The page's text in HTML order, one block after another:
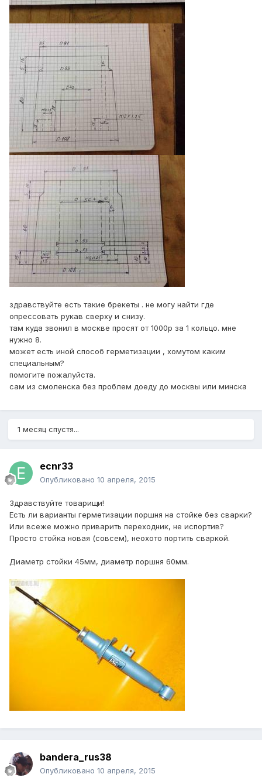
здравствуйте есть такие брекеты . не могу найти где
опрессовать рукав сверху и снизу.
там куда звонил в москве просят от 1000р за 1 кольцо. мне
нужно 8.
может есть иной способ герметизации , хомутом каким
специальным?
помогите пожалуйста.
сам из смоленска без проблем доеду до москвы или минска
1 месяц спустя...
ecnr33
Опубликовано 10 апреля, 2015
Здравствуйте товарищи!
Есть ли варианты герметизации поршня на стойке без сварки?
Или всеже можно приварить переходник, не испортив?
Просто стойка новая (совсем), неохото портить сваркой.
Диаметр стойки 45мм, диаметр поршня 60мм.
bandera_rus38
Опубликовано 10 апреля, 2015